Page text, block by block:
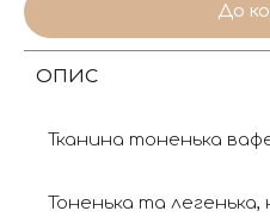
До
ОПИС
Тканина тоненька
Тоненька та